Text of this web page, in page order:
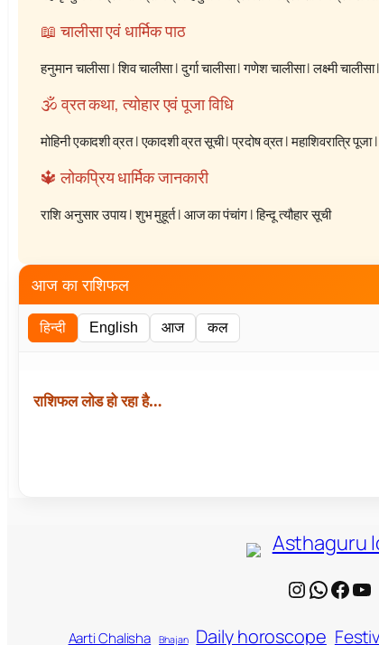
📖 चालीसा एवं धार्मिक पाठ
हनुमान चालीसा|शिव चालीसा|दुर्गा चालीसा|गणेश चालीसा|लक्ष्मी चालीसा
🕉️ व्रत कथा, त्योहार एवं पूजा विधि
मोहिनी एकादशी व्रत|एकादशी व्रत सूची|प्रदोष व्रत|महाशिवरात्रि पूजा
🔱 लोकप्रिय धार्मिक जानकारी
राशि अनुसार उपाय|शुभ मुहूर्त|आज का पंचांग|हिन्दू त्यौहार सूची
आज का राशिफल
हिन्दी English आज कल
राशिफल लोड हो रहा है…
Instagram WhatsApp Facebook YouTube
Aarti Chalisha Bhajan Daily horoscope